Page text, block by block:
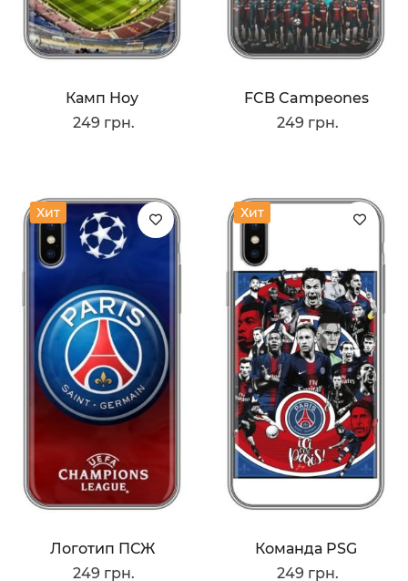
Камп Ноу
249 грн.
FCB Campeones
249 грн.
Хит
Логотип ПСЖ
249 грн.
Хит
Команда PSG
249 грн.